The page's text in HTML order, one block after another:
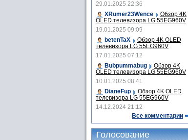
29.01.2025 22:36
XRumer23Wence
Обзор 4K
OLED телевизора LG 55EG960V
19.01.2025 09:09
betenTaX
Обзор 4K OLED
телевизора LG 55EG960V
17.01.2025 07:12
Bubpummabug
Обзор 4K
OLED телевизора LG 55EG960V
10.01.2025 08:41
DianeFup
Обзор 4K OLED
телевизора LG 55EG960V
14.12.2024 21:12
Все комментарии
Голосование